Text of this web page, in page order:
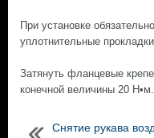
При установке
уплотнительные
Затянуть фланцевые
конечной величины 20 Н•м.
Снятие рукава